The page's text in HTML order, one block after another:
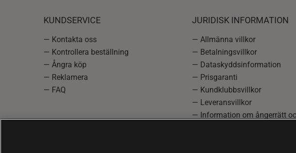
KUNDSERVICE
— Kontakta oss
— Kontrollera beställning
— Ångra köp
— Reklamera
— FAQ
JURIDISK INFORMATION
— Allmänna villkor
— Betalningsvillkor
— Dataskyddsinformation
— Prisgaranti
— Kundklubbsvillkor
— Leveransvillkor
— Information om ångerrätt